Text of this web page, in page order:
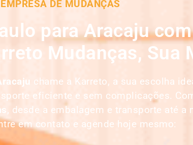
EMPRESA DE MUDANÇAS
para Aracaju
Mudanças, Sua
chame a Karreto, a sua escolha
eficiente e sem complicações.
, desde a embalagem e transporte até
em contato e agende hoje mesmo: